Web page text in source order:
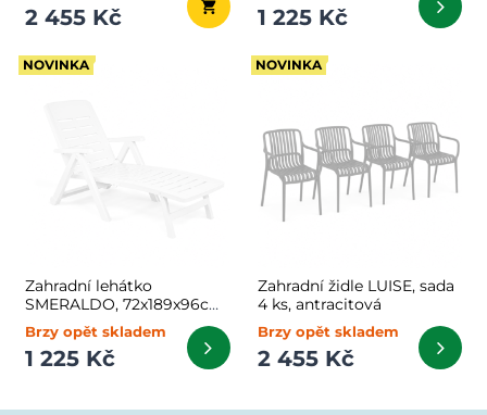
2 455 Kč 1 225 Kč
NOVINKA
Zahradní lehátko
SMERALDO, 72x189x96cm,
bílá
Brzy opět skladem
1 225 Kč
NOVINKA
Zahradní židle LUISE, sada
4 ks, antracitová
Brzy opět skladem
2 455 Kč